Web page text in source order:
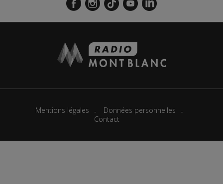
Mentions légales
Données personnelles
Contact